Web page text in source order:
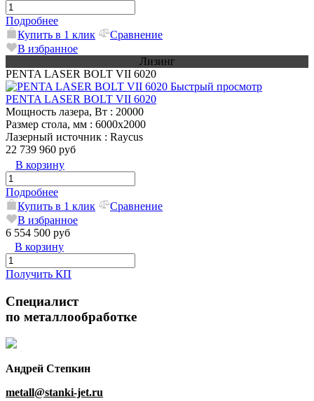
Подробнее
Купить в 1 клик
Сравнение
В избранное
Лизинг
PENTA LASER BOLT VII 6020
Быстрый просмотр
PENTA LASER BOLT VII 6020
Мощность лазера, Вт : 20000
Размер стола, мм : 6000х2000
Лазерный источник : Raycus
22 739 960 руб
В корзину
Подробнее
Купить в 1 клик
Сравнение
В избранное
6 554 500 руб
В корзину
Получить КП
Специалист
по металлообработке
Андрей Степкин
metall@stanki-jet.ru